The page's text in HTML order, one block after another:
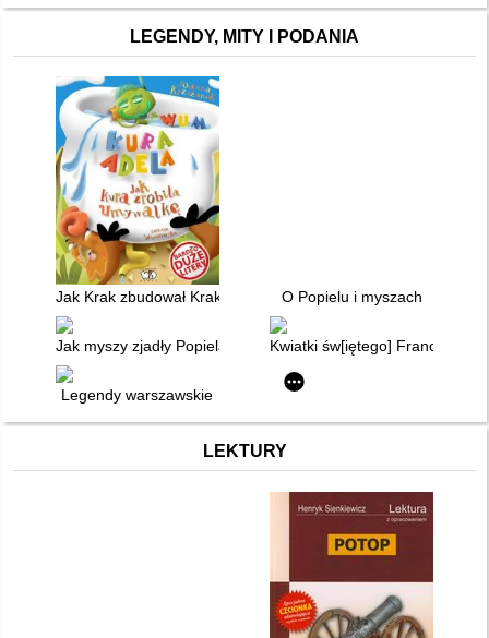
LEGENDY, MITY I PODANIA
Jak Krak zbudował Kraków O Popielu i myszach
Jak myszy zjadły Popiela Kwiatki św[iętego] Franciszka z
Legendy warszawskie
LEKTURY